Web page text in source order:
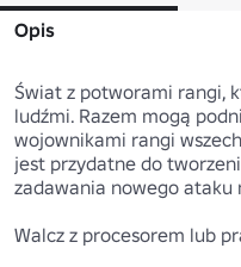
Opis
Świat z potworami rangi,
ludźmi. Razem mogą
wojownikami rangi
jest przydatne do
zadawania nowego ataku
Walcz z procesorem lub